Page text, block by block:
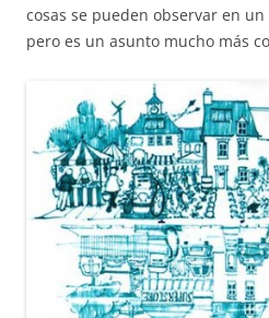
cosas se pueden observar en
pero es un asunto mucho más